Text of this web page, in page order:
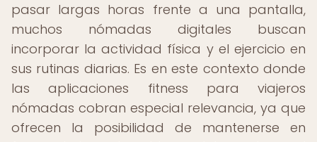
pasar largas horas frente a una pantalla,
muchos nómadas digitales buscan
incorporar la actividad física y el ejercicio en
sus rutinas diarias. Es en este contexto donde
las aplicaciones fitness para viajeros
nómadas cobran especial relevancia, ya que
ofrecen la posibilidad de mantenerse en